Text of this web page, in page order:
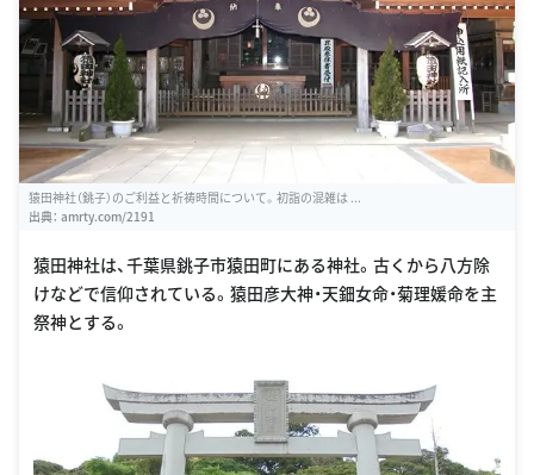
猿田神社（銚子）のご利益と祈祷時間について。初詣の混雑は ...
出典： amrty.com/2191
猿田神社は、千葉県銚子市猿田町にある神社。古くから八方除
けなどで信仰されている。猿田彦大神・天鈿女命・菊理媛命を主
祭神とする。